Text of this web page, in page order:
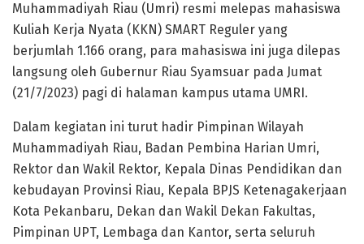
Muhammadiyah Riau (Umri) resmi melepas mahasiswa
Kuliah Kerja Nyata (KKN) SMART Reguler yang
berjumlah 1.166 orang, para mahasiswa ini juga dilepas
langsung oleh Gubernur Riau Syamsuar pada Jumat
(21/7/2023) pagi di halaman kampus utama UMRI.
Dalam kegiatan ini turut hadir Pimpinan Wilayah
Muhammadiyah Riau, Badan Pembina Harian Umri,
Rektor dan Wakil Rektor, Kepala Dinas Pendidikan dan
kebudayan Provinsi Riau, Kepala BPJS Ketenagakerjaan
Kota Pekanbaru, Dekan dan Wakil Dekan Fakultas,
Pimpinan UPT, Lembaga dan Kantor, serta seluruh